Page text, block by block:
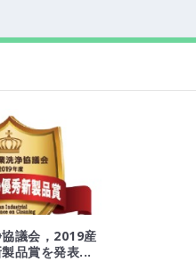
議会，2019産
品賞を発表...